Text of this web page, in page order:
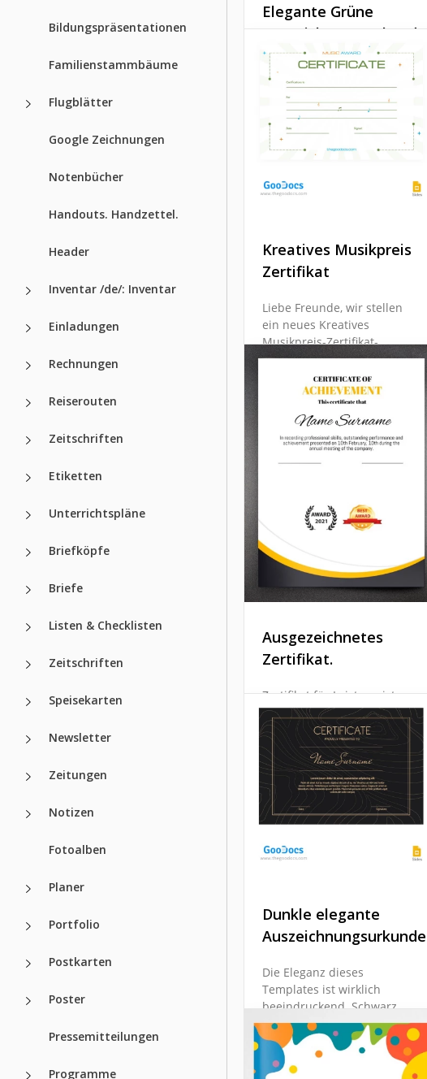
Bildungspräsentationen
Familienstammbäume
Flugblätter
Google Zeichnungen
Notenbücher
Handouts. Handzettel.
Header
Inventar /de/: Inventar
Einladungen
Rechnungen
Reiserouten
Zeitschriften
Etiketten
Unterrichtspläne
Briefköpfe
Briefe
Listen & Checklisten
Zeitschriften
Speisekarten
Newsletter
Zeitungen
Notizen
Fotoalben
Planer
Portfolio
Postkarten
Poster
Pressemitteilungen
Programme
Elegante Grüne
Auszeichnungsurkunde
Unsere elegante grüne
Award-Zertifikatsvorlage ist
eine großartige Möglichkeit,
einen einzigartigen und vor
allem kostenlosen Zertifikat
für den Gewinner eines
Kreatives Musikpreis
Zertifikat
Liebe Freunde, wir stellen
ein neues Kreatives
Musikpreis-Zertifikat-
Template in Google Slides
Ausgezeichnetes
Zertifikat.
Zertifikat für Leistung ist
die Art von Papier, die
jemanden glücklich
machen wird. Daher sollten
Sie Ihr Bestes tun, um
dieses Papier perfekt
aussehen zu lassen.
Dunkle elegante
Auszeichnungsurkunde
Die Eleganz dieses
Templates ist wirklich
beeindruckend. Schwarz
und Gold sind immer eine
tolle Kombination.
Google Slides